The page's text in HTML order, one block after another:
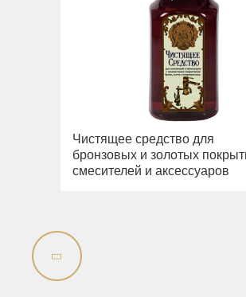
Чистящее средство для
бронзовых и золотых
смесителей и аксессуаров